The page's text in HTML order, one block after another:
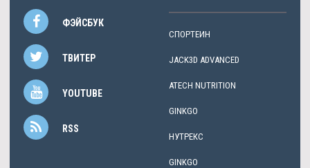
ФЭЙСБУК
ТВИТЕР
YOUTUBE
RSS
СПОРТЕИН
JACK3D ADVANCED
ATECH NUTRITION
GINKGO
НУТРЕКС
GINKGO